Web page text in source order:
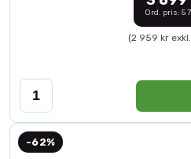
Ord. pris: 5
(2 959 kr
-62%